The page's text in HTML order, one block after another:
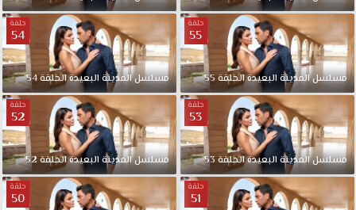
حلقة
55
مسلسل المدينة البعيدة الحلقة 55
حلقة
54
مسلسل المدينة البعيدة الحلقة 54
حلقة
53
مسلسل المدينة البعيدة الحلقة 53
حلقة
52
مسلسل المدينة البعيدة الحلقة 52
حلقة
51
حلقة
50